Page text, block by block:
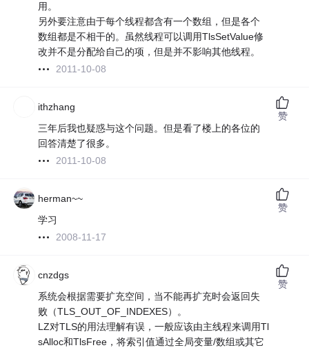
用。
另外要注意由于每个线程都含有一个数组，但是各个
数组都是不相干的。虽然线程可以调用TlsSetValue修
改并不是分配给自己的项，但是并不影响其他线程。
2011-10-08
ithzhang
三年后我也疑惑与这个问题。但是看了楼上的各位的
回答清楚了很多。
2011-10-08
赞
herman~~
学习
2008-11-17
赞
cnzdgs
系统会根据需要扩充空间，当不能再扩充时会返回失
败（TLS_OUT_OF_INDEXES）。
LZ对TLS的用法理解有误，一般应该由主线程来调用Tl
sAlloc和TlsFree，将索引值通过全局变量/数组或其它
赞